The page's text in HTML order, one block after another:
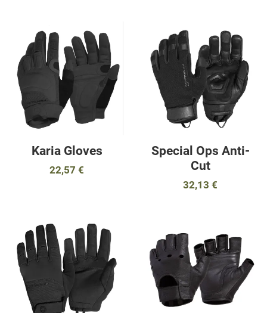
Προσθήκη στα αγαπημένα
Προσθήκη για σύγκριση
Γρήγορη ματιά
Karia Gloves
22,57 €
Special Ops Anti-
Cut
32,13 €
Προσθήκη για σύγκριση
Γρήγορη ματιά